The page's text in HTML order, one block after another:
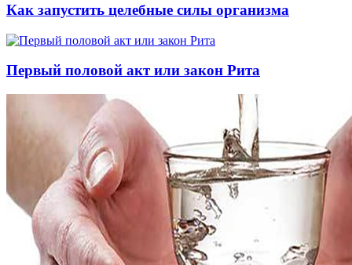
Как запустить целебные силы организма
Первый половой акт или закон Рита